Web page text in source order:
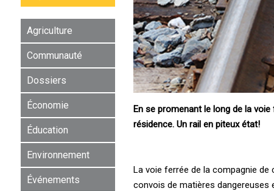
Agriculture
Communauté
Dossiers
Économie
Éducation
Environnement
Événements
En se promenant le long de la voie
résidence. Un rail en piteux état!
La voie ferrée de la compagnie de
convois de matières dangereuses